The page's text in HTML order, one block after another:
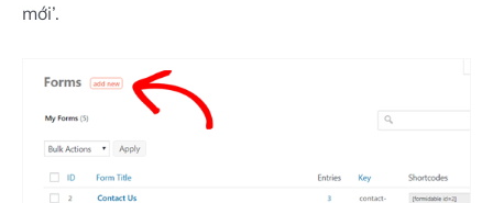
mới’.